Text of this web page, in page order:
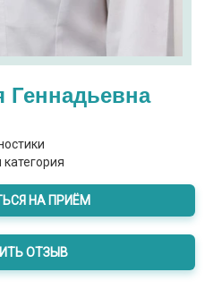
Геннадьевна
НА ПРИЁМ
ОТЗЫВ